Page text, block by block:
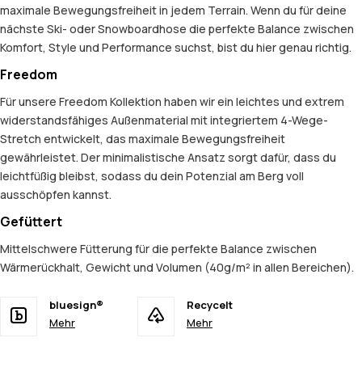
maximale Bewegungsfreiheit in jedem Terrain. Wenn du für deine
nächste Ski- oder Snowboardhose die perfekte Balance zwischen
Komfort, Style und Performance suchst, bist du hier genau richtig.
Freedom
Für unsere Freedom Kollektion haben wir ein leichtes und extrem
widerstandsfähiges Außenmaterial mit integriertem 4-Wege-
Stretch entwickelt, das maximale Bewegungsfreiheit
gewährleistet. Der minimalistische Ansatz sorgt dafür, dass du
leichtfüßig bleibst, sodass du dein Potenzial am Berg voll
ausschöpfen kannst.
Gefüttert
Mittelschwere Fütterung für die perfekte Balance zwischen
Wärmerückhalt, Gewicht und Volumen (40g/m² in allen Bereichen).
bluesign®
Mehr
Recycelt
Mehr